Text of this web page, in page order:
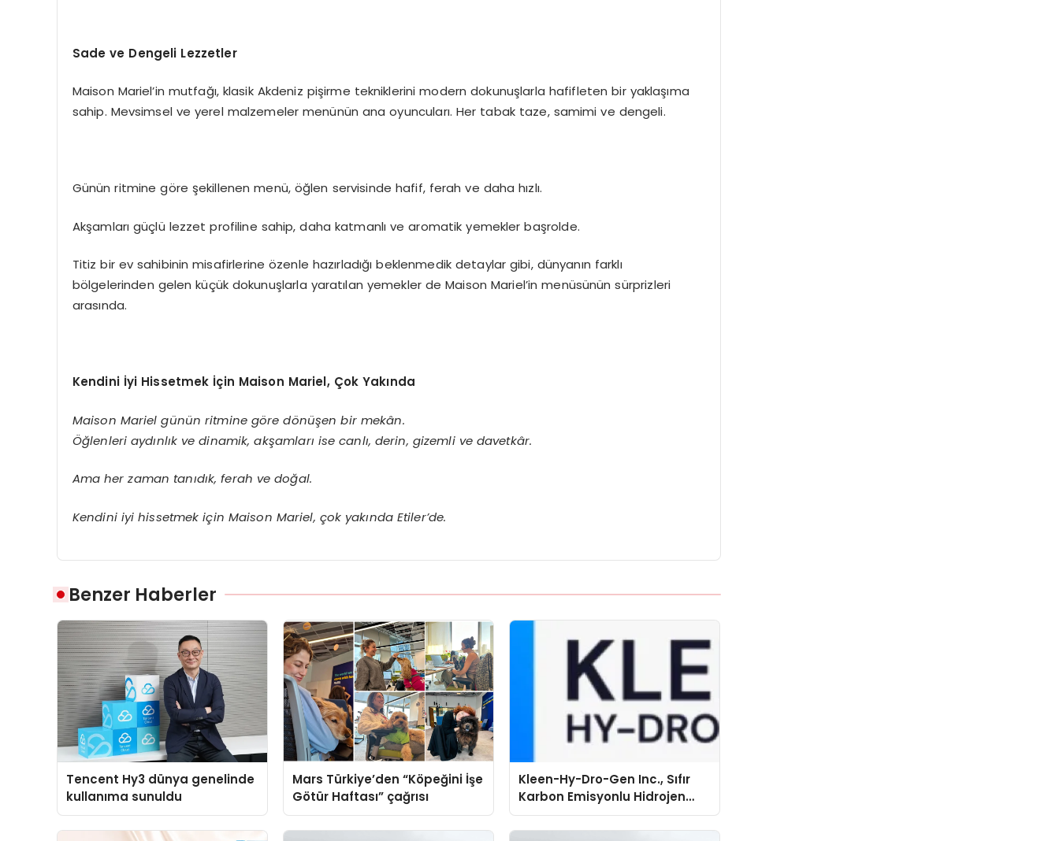
Sade ve Dengeli Lezzetler
Maison Mariel’in mutfağı, klasik Akdeniz pişirme tekniklerini modern dokunuşlarla hafifleten bir yaklaşıma
sahip. Mevsimsel ve yerel malzemeler menünün ana oyuncuları. Her tabak taze, samimi ve dengeli.
Günün ritmine göre şekillenen menü, öğlen servisinde hafif, ferah ve daha hızlı.
Akşamları güçlü lezzet profiline sahip, daha katmanlı ve aromatik yemekler başrolde.
Titiz bir ev sahibinin misafirlerine özenle hazırladığı beklenmedik detaylar gibi, dünyanın farklı
bölgelerinden gelen küçük dokunuşlarla yaratılan yemekler de Maison Mariel’in menüsünün sürprizleri
arasında.
Kendini İyi Hissetmek İçin Maison Mariel, Çok Yakında
Maison Mariel günün ritmine göre dönüşen bir mekân.
Öğlenleri aydınlık ve dinamik, akşamları ise canlı, derin, gizemli ve davetkâr.
Ama her zaman tanıdık, ferah ve doğal.
Kendini iyi hissetmek için Maison Mariel, çok yakında Etiler’de.
Benzer Haberler
Tencent Hy3 dünya genelinde
kullanıma sunuldu
Mars Türkiye’den “Köpeğini İşe
Götür Haftası” çağrısı
Kleen-Hy-Dro-Gen Inc., Sıfır
Karbon Emisyonlu Hidrojen
Isıtma Teknolojisinde ISO ve
TSSA Düzenleyici Onaylarını